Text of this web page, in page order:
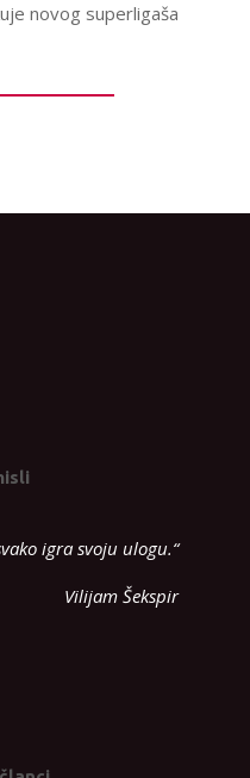
novog superligaša
igra svoju ulogu.“
Vilijam Šekspir